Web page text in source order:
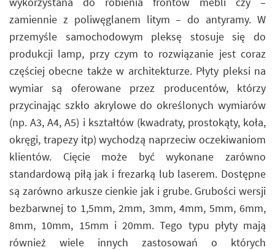
zamiennie z poliwęglanem litym – do antyramy. W
przemyśle samochodowym pleksę stosuje się do
produkcji lamp, przy czym to rozwiązanie jest coraz
częściej obecne także w architekturze. Płyty pleksi na
wymiar są oferowane przez producentów, którzy
przycinając szkło akrylowe do określonych wymiarów
(np. A3, A4, A5) i kształtów (kwadraty, prostokąty, koła,
okręgi, trapezy itp) wychodzą naprzeciw oczekiwaniom
klientów. Cięcie może być wykonane zarówno
standardową piłą jak i frezarką lub laserem. Dostępne
są zarówno arkusze cienkie jak i grube. Grubości wersji
bezbarwnej to 1,5mm, 2mm, 3mm, 4mm, 5mm, 6mm,
8mm, 10mm, 15mm i 20mm. Tego typu płyty mają
również wiele innych zastosowań o których